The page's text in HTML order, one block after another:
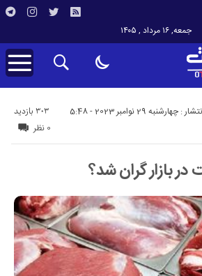
جمعه, ۱۶ مرداد , ۱۴۰۵
29 نوامبر 2023 - 5:48 303 بازدید
0 نظر
بازار گران شد؟